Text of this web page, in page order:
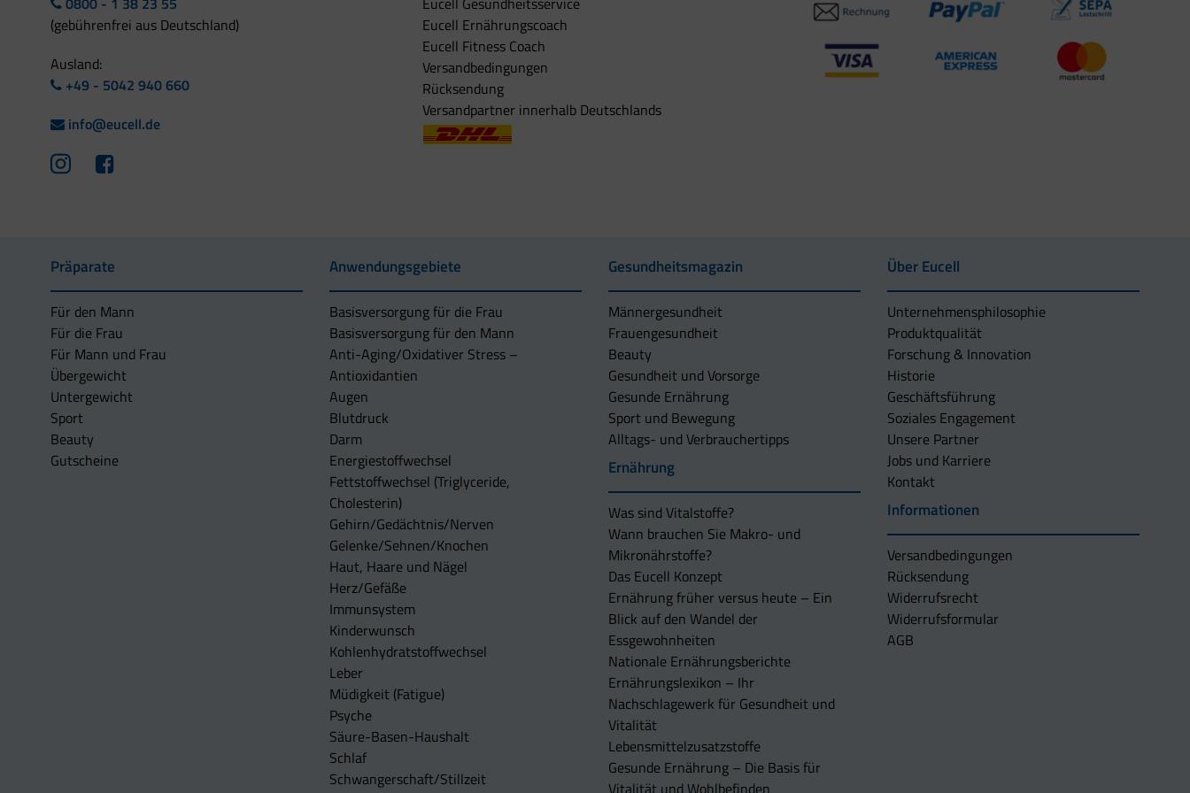
(gebührenfrei aus Deutschland)
Ausland:
+49 - 5042 940 660
info@eucell.de
Eucell Ernährungscoach
Eucell Fitness Coach
Versandbedingungen
Rücksendung
Versandpartner innerhalb Deutschlands
Präparate
Für den Mann
Für die Frau
Für Mann und Frau
Übergewicht
Untergewicht
Sport
Beauty
Gutscheine
Anwendungsgebiete
Basisversorgung für die Frau
Basisversorgung für den Mann
Anti-Aging/Oxidativer Stress –
Antioxidantien
Augen
Blutdruck
Darm
Energiestoffwechsel
Fettstoffwechsel (Triglyceride,
Cholesterin)
Gehirn/Gedächtnis/Nerven
Gelenke/Sehnen/Knochen
Haut, Haare und Nägel
Herz/Gefäße
Immunsystem
Kinderwunsch
Kohlenhydratstoffwechsel
Leber
Müdigkeit (Fatigue)
Psyche
Säure-Basen-Haushalt
Schlaf
Schwangerschaft/Stillzeit
Gesundheitsmagazin
Männergesundheit
Frauengesundheit
Beauty
Gesundheit und Vorsorge
Gesunde Ernährung
Sport und Bewegung
Alltags- und Verbrauchertipps
Ernährung
Was sind Vitalstoffe?
Wann brauchen Sie Makro- und
Mikronährstoffe?
Das Eucell Konzept
Ernährung früher versus heute – Ein
Blick auf den Wandel der
Essgewohnheiten
Nationale Ernährungsberichte
Ernährungslexikon – Ihr
Nachschlagewerk für Gesundheit und
Vitalität
Lebensmittelzusatzstoffe
Gesunde Ernährung – Die Basis für
Vitalität und Wohlbefinden
Über Eucell
Unternehmens­philosophie
Produktqualität
Forschung & Innovation
Historie
Geschäftsführung
Soziales Engagement
Unsere Partner
Jobs und Karriere
Kontakt
Informationen
Versandbedingungen
Rücksendung
Widerrufsrecht
Widerrufsformular
AGB